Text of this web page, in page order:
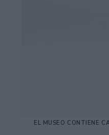
EL MUSEO CONTIENE